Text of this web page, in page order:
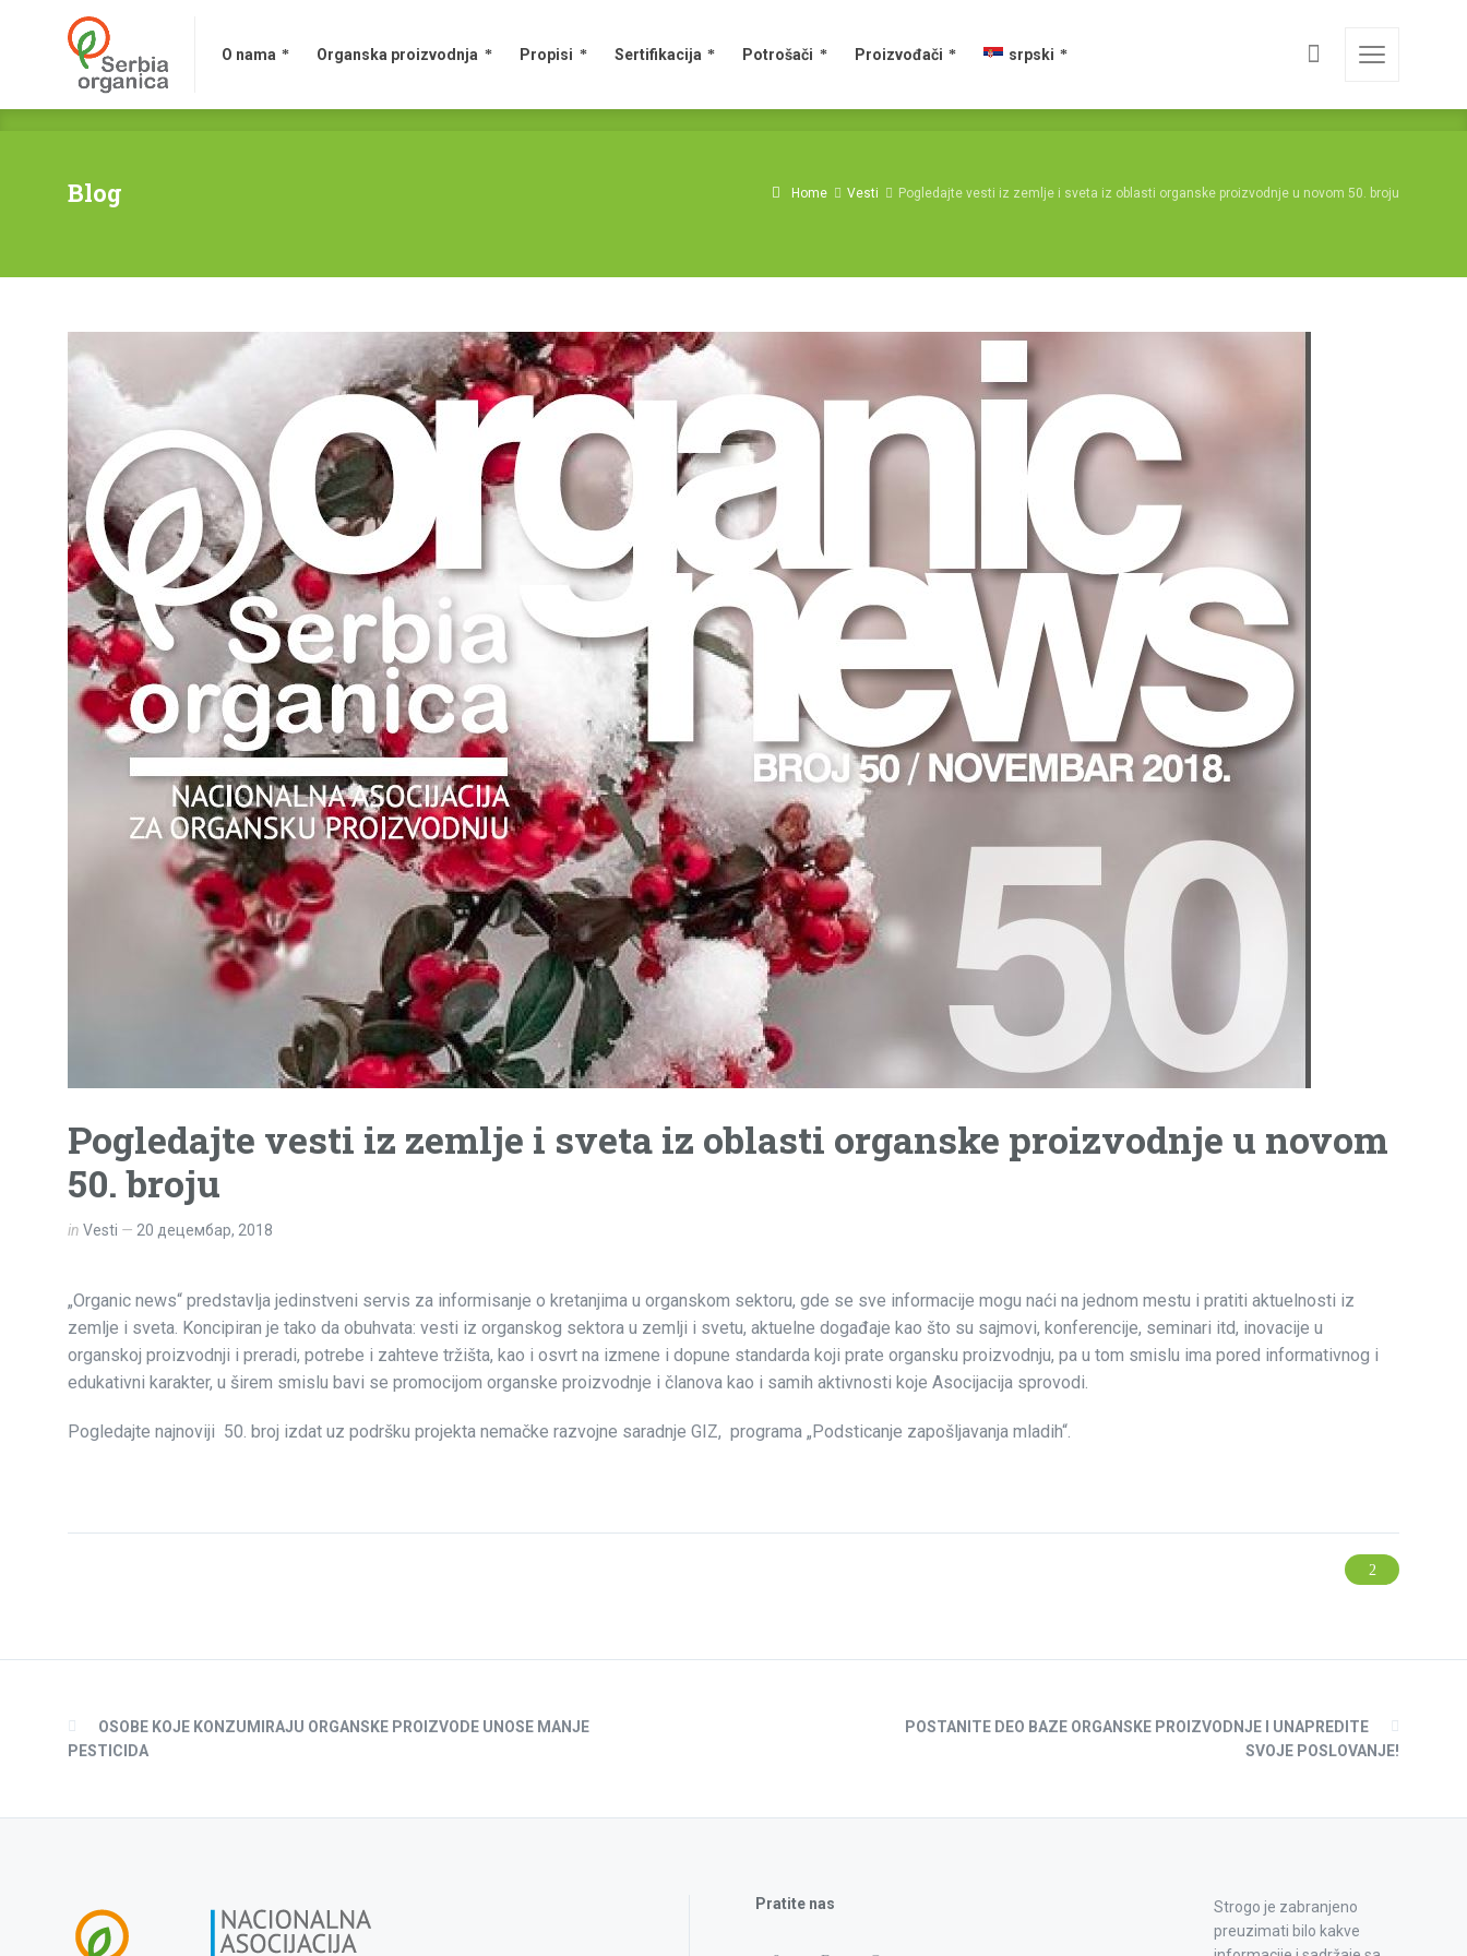
O nama Organska proizvodnja Propisi Sertifikacija Potrošači Proizvođači srpski
Blog Home Vesti Pogledajte vesti iz zemlje i sveta iz oblasti organske proizvodnje u novom 50. broju
Pogledajte vesti iz zemlje i sveta iz oblasti organske proizvodnje u novom
50. broju
in Vesti 20 децембар, 2018
„Organic news“ predstavlja jedinstveni servis za informisanje o kretanjima u organskom sektoru, gde se sve informacije mogu naći na jednom mestu i pratiti aktuelnosti iz
zemlje i sveta. Koncipiran je tako da obuhvata: vesti iz organskog sektora u zemlji i svetu, aktuelne događaje kao što su sajmovi, konferencije, seminari itd, inovacije u
organskoj proizvodnji i preradi, potrebe i zahteve tržišta, kao i osvrt na izmene i dopune standarda koji prate organsku proizvodnju, pa u tom smislu ima pored informativnog i
edukativni karakter, u širem smislu bavi se promocijom organske proizvodnje i članova kao i samih aktivnosti koje Asocijacija sprovodi.
Pogledajte najnoviji 50. broj izdat uz podršku projekta nemačke razvojne saradnje GIZ, programa „Podsticanje zapošljavanja mladih“.
OSOBE KOJE KONZUMIRAJU ORGANSKE PROIZVODE UNOSE MANJE
PESTICIDA
POSTANITE DEO BAZE ORGANSKE PROIZVODNJE I UNAPREDITE
SVOJE POSLOVANJE!
Pratite nas
Strogo je zabranjeno
preuzimati bilo kakve